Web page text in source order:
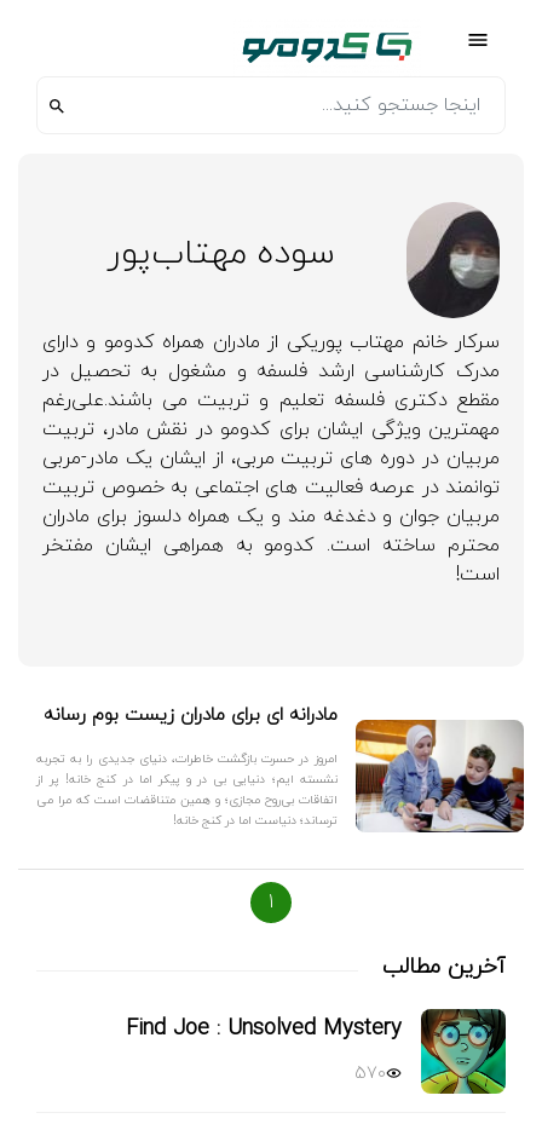
آخرین مطالب
Find Joe : Unsolved Mystery
570
سوده مهتاب‌پور
سرکار خانم مهتاب پوریکی از مادران همراه کدومو و دارای
مدرک کارشناسی ارشد فلسفه و مشغول به تحصیل در
مقطع دکتری فلسفه تعلیم و تربیت می باشند.علی‌رغم
مهمترین ویژگی ایشان برای کدومو در نقش مادر، تربیت
مربیان در دوره های تربیت مربی، از ایشان یک مادر-مربی
توانمند در عرصه فعالیت های اجتماعی به خصوص تربیت
مربیان جوان و دغدغه مند و یک همراه دلسوز برای مادران
محترم ساخته است. کدومو به همراهی ایشان مفتخر
است!
مادرانه ای برای مادران زیست بوم رسانه
امروز در حسرت بازگشت خاطرات، دنیای جدیدی را به تجربه
نشسته ­ایم؛ دنیایی بی در و پیکر اما در کنج خانه! پر از
اتفاقات بی‌­روح مجازی؛ و همین متناقضات است که مرا می­‌
ترساند؛ دنیاست اما در کنج خانه!
1